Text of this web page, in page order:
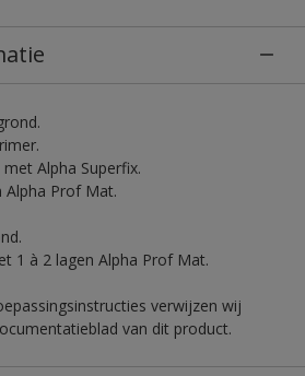
Alpha Superfix.
Alpha Prof Mat.
1 à 2 lagen Alpha Prof Mat.
verwijzen wij
van dit product.